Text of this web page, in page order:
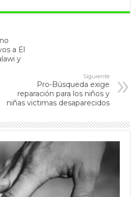
a El
y
Siguiente
Pro-Búsqueda exige
reparación para los niños y
niñas victimas desaparecidos